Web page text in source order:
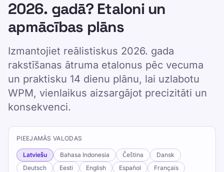
2026. gadā? Etaloni un
apmācības plāns
Izmantojiet reālistiskus 2026. gada
rakstīšanas ātruma etalonus pēc vecuma
un praktisku 14 dienu plānu, lai uzlabotu
WPM, vienlaikus aizsargājot precizitāti un
konsekvenci.
PIEEJAMĀS VALODAS
Latviešu Bahasa Indonesia Čeština
Dansk
Deutsch
Eesti English Español
Français